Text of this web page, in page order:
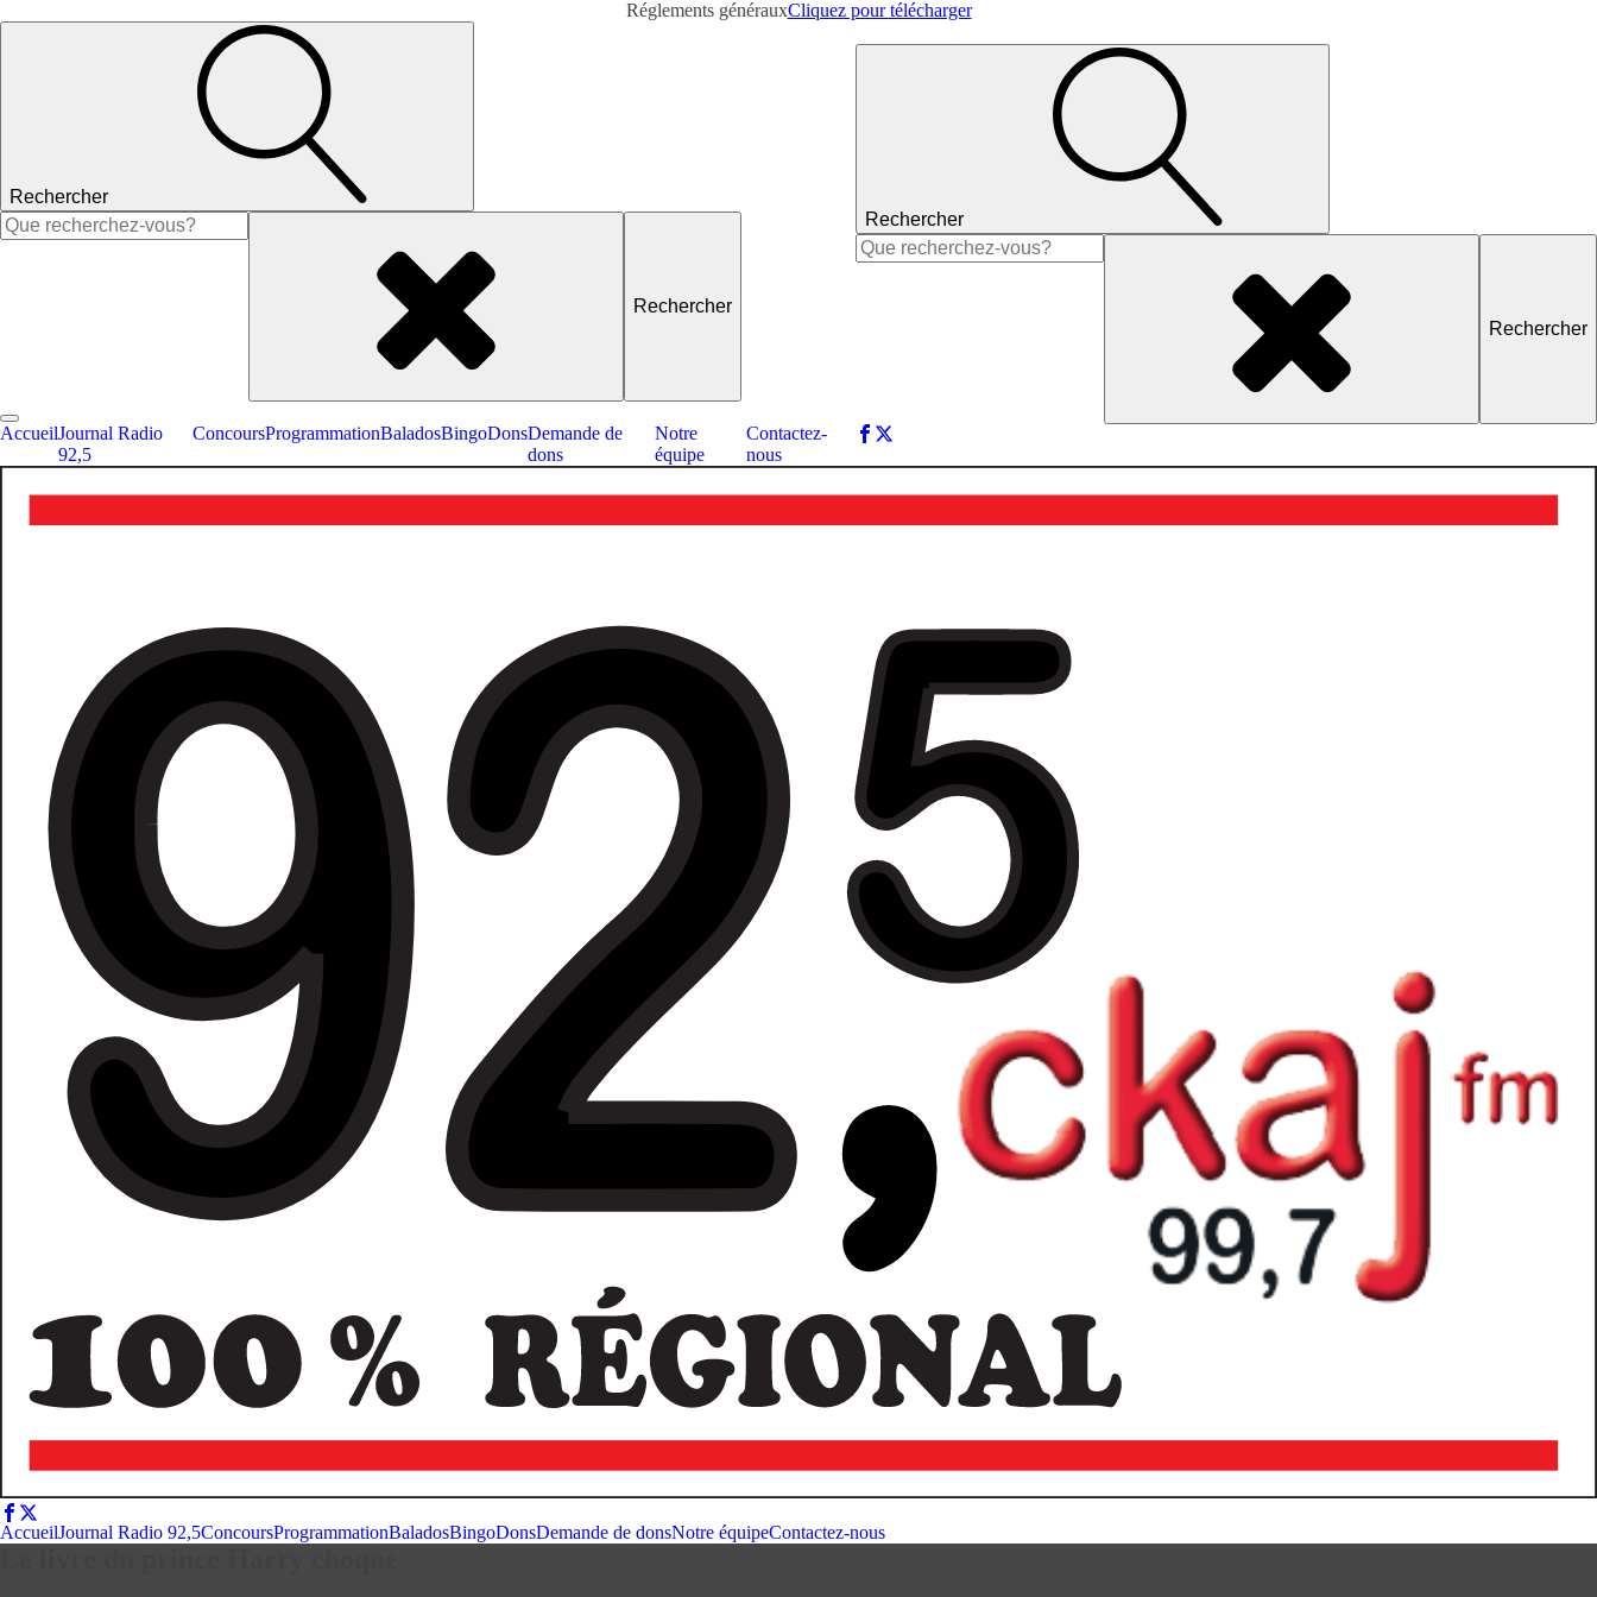
Réglements générauxCliquez pour télécharger
Rechercher
Rechercher :
AccueilJournal Radio
92,5
ConcoursProgrammationBaladosBingoDonsDemande de
dons
Notre
équipe
Contactez-
nous
Rechercher
Rechercher :
AccueilJournal Radio 92,5ConcoursProgrammationBaladosBingoDonsDemande de donsNotre équipeContactez-nous